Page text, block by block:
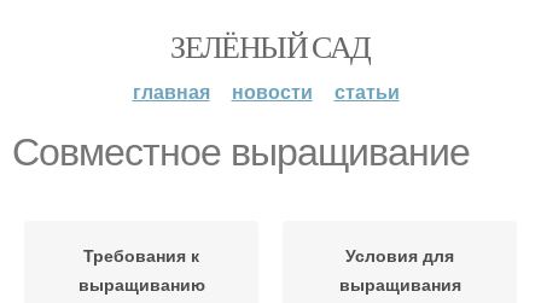
ЗЕЛЁНЫЙ САД
главная новости статьи
Совместное выращивание
Требования к
выращиванию
Условия для
выращивания